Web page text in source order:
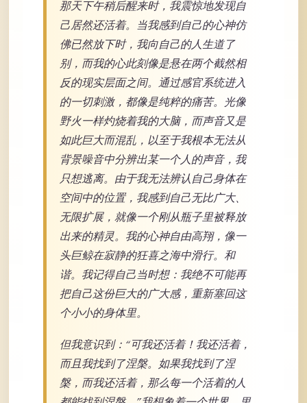
那天下午稍后醒来时，我震惊地发现自
己居然还活着。当我感到自己的心神仿
佛已然放下时，我向自己的人生道了
别，而我的心此刻像是悬在两个截然相
反的现实层面之间。通过感官系统进入
的一切刺激，都像是纯粹的痛苦。光像
野火一样灼烧着我的大脑，而声音又是
如此巨大而混乱，以至于我根本无法从
背景噪音中分辨出某一个人的声音，我
只想逃离。由于我无法辨认自己身体在
空间中的位置，我感到自己无比广大、
无限扩展，就像一个刚从瓶子里被释放
出来的精灵。我的心神自由高翔，像一
头巨鲸在寂静的狂喜之海中滑行。和
谐。我记得自己当时想：我绝不可能再
把自己这份巨大的广大感，重新塞回这
个小小的身体里。
但我意识到：“可我还活着！我还活着，
而且我找到了涅槃。如果我找到了涅
槃，而我还活着，那么每一个活着的人